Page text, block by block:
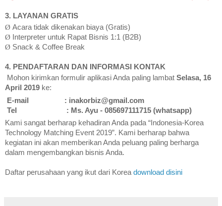
3. LAYANAN GRATIS
Ø Acara tidak dikenakan biaya (Gratis)
Ø Interpreter untuk Rapat Bisnis 1:1 (B2B)
Ø Snack & Coffee Break
4. PENDAFTARAN DAN INFORMASI KONTAK
Mohon kirimkan formulir aplikasi Anda paling lambat Selasa, 16
April 2019 ke:
E-mail
: inakorbiz@gmail.com
Tel
: Ms. Ayu - 085697111715 (whatsapp)
Kami sangat berharap kehadiran Anda pada “Indonesia-Korea
Technology Matching Event 2019”. Kami berharap bahwa
kegiatan ini akan memberikan Anda peluang paling berharga
dalam mengembangkan bisnis Anda.
Daftar perusahaan yang ikut dari Korea download disini